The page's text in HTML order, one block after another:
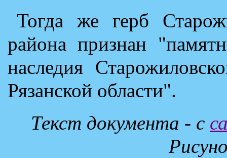
Тогда же герб
района признан
наследия
Рязанской области".
Текст документа - с